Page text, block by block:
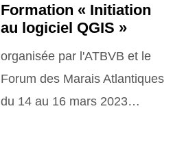
Formation « Initiation
au logiciel QGIS »
organisée par l'ATBVB et le
Forum des Marais Atlantiques
du 14 au 16 mars 2023…